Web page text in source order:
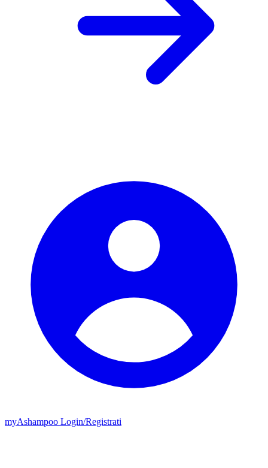
myAshampoo Login/Registrati